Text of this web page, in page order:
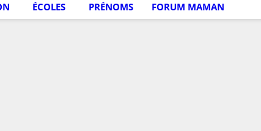
ÉCOLES PRÉNOMS FORUM MAMAN